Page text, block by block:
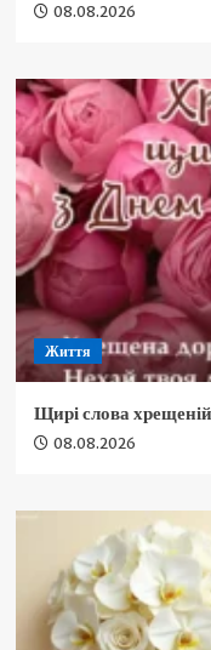
08.08.2026
Життя
Щирі слова хрещеній
08.08.2026